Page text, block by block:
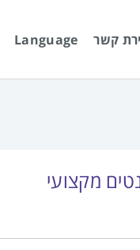
קשר Language
מקצועי